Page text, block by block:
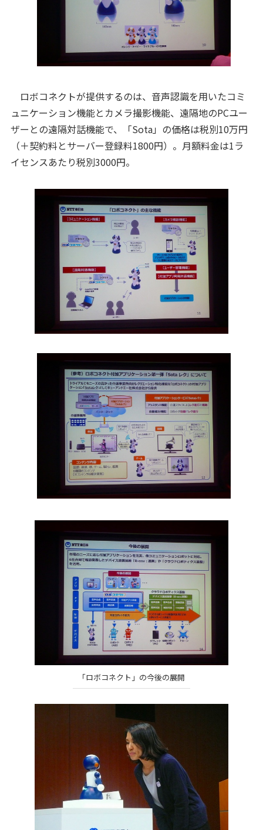
ロボコネクトが提供するのは、音声認識を用いたコミ
ュニケーション機能とカメラ撮影機能、遠隔地のPCユー
ザーとの遠隔対話機能で、「Sota」の価格は税別10万円
（＋契約料とサーバー登録料1800円）。月額料金は1ラ
イセンスあたり税別3000円。
「ロボコネクト」の今後の展開